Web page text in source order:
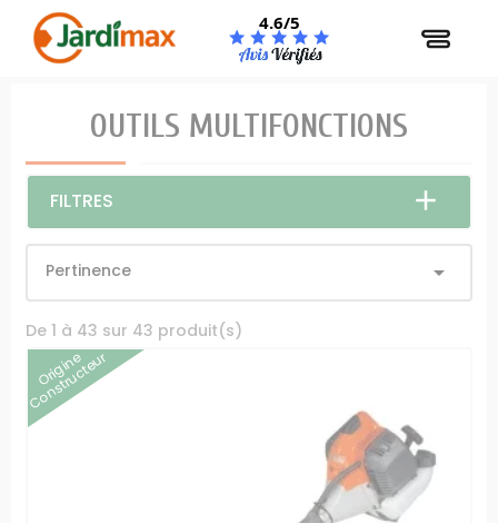
4.6/5
OUTILS MULTIFONCTIONS
FILTRES
Pertinence 
De 1 à 43 sur 43 produit(s)
Origine
Constructeur
Panneau de gestion des cookies